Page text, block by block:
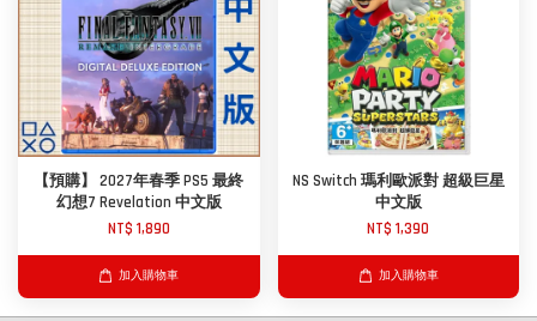
【預購】 2027年春季 PS5 最終
幻想7 Revelation 中文版
NT$ 1,890
加入購物車
NS Switch 瑪利歐派對 超級巨星
中文版
NT$ 1,390
加入購物車